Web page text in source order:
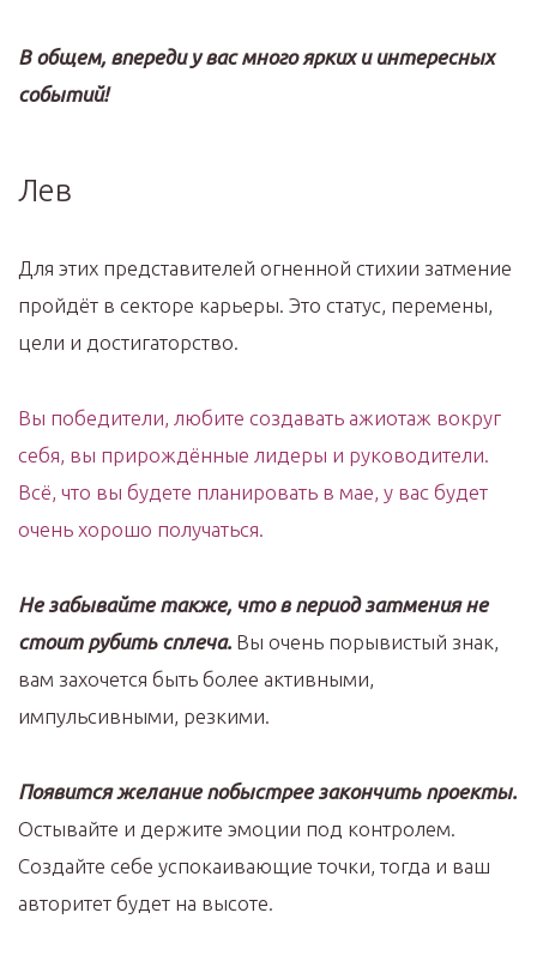
В общем, впереди у вас много ярких и интересных
событий!
Лев
Для этих представителей огненной стихии затмение
пройдёт в секторе карьеры. Это статус, перемены,
цели и достигаторство.
Вы победители, любите создавать ажиотаж вокруг
себя, вы прирождённые лидеры и руководители.
Всё, что вы будете планировать в мае, у вас будет
очень хорошо получаться.
Не забывайте также, что в период затмения не
стоит рубить сплеча. Вы очень порывистый знак,
вам захочется быть более активными,
импульсивными, резкими.
Появится желание побыстрее закончить проекты.
Остывайте и держите эмоции под контролем.
Создайте себе успокаивающие точки, тогда и ваш
авторитет будет на высоте.